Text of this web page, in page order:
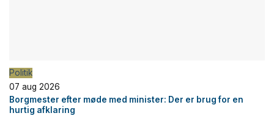
Politik
07 aug 2026
Borgmester efter møde med minister: Der er brug for en
hurtig afklaring